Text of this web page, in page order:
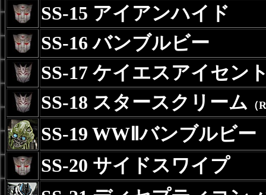
SS-15 アイアンハイド
SS-16 バンブルビー
SS-17 ケイエスアイセン
SS-18 スタースクリーム （
SS-19 WWⅡバンブルビー
SS-20 サイドスワイプ